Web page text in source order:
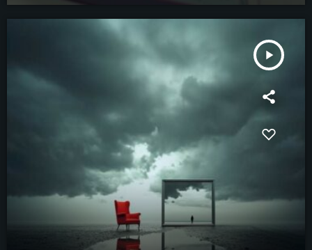
play_arrow